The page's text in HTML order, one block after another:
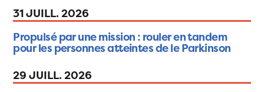
31 JUILL. 2026
Propulsé par une mission : rouler en tandem
pour les personnes atteintes de le Parkinson
29 JUILL. 2026